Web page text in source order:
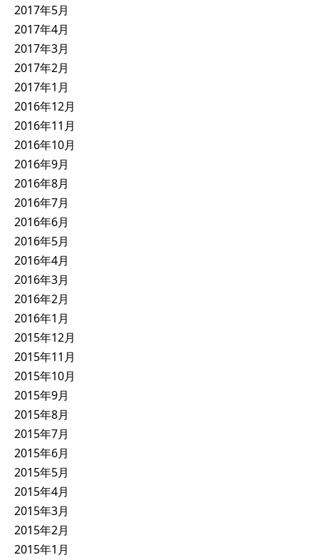
2017年5月
2017年4月
2017年3月
2017年2月
2017年1月
2016年12月
2016年11月
2016年10月
2016年9月
2016年8月
2016年7月
2016年6月
2016年5月
2016年4月
2016年3月
2016年2月
2016年1月
2015年12月
2015年11月
2015年10月
2015年9月
2015年8月
2015年7月
2015年6月
2015年5月
2015年4月
2015年3月
2015年2月
2015年1月